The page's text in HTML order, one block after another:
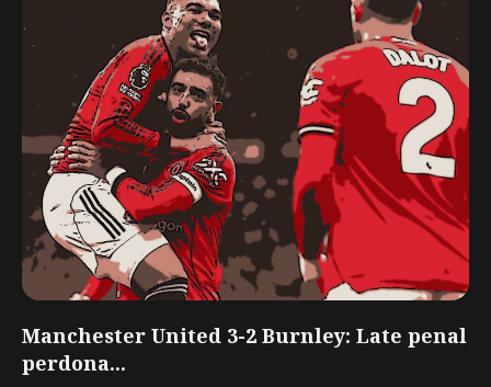
Manchester United 3-2 Burnley: Late penal
perdona...